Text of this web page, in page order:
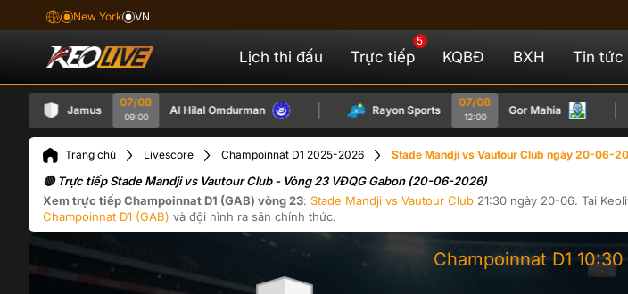
New York VN
Lịch thi đấu
5
Trực tiếp KQBĐ BXH Tin tức
Jamus
07/08
09:00 Al Hilal Omdurman Rayon Sports
07/08
12:00 Gor Mahia
Trang chủ Livescore Champoinnat D1 2025-2026 Stade Mandji vs Vautour Club ngày 20-06-
🔴 Trực tiếp Stade Mandji vs Vautour Club - Vòng 23 VĐQG Gabon (20-06-2026)
Xem trực tiếpChampoinnat D1 (GAB) vòng 23: Stade Mandji vs Vautour Club 21:30 ngày 20-06. Tại
Champoinnat D1 (GAB) và đội hình ra sân chính thức.
Champoinnat D1